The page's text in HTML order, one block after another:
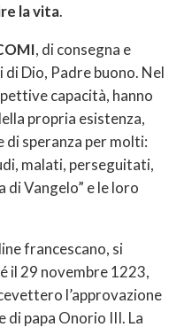
la vita.
, di consegna e
Dio, Padre buono. Nel
capacità, hanno
propria esistenza,
speranza per molti:
malati, perseguitati,
Vangelo” e le loro
francescano, si
il 29 novembre 1223,
l’approvazione
papa Onorio III. La